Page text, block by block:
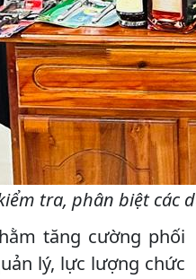
tra, phân biệt các
tăng cường phối
lý, lực lượng chức